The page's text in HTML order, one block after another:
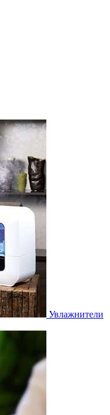
Увлажнители